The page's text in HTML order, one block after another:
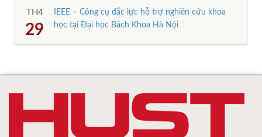
TH4
29
IEEE – Công cụ đắc lực hỗ trợ nghiên cứu khoa
học tại Đại học Bách Khoa Hà Nội